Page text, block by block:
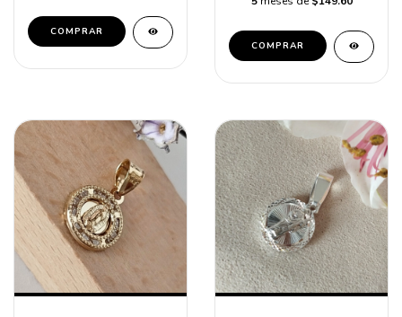
COMPRAR
COMPRAR